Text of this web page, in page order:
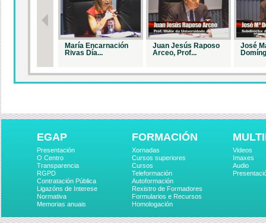
María Encarnación
Rivas Día...
Juan Jesús Raposo
Arceo, Prof...
José
EGAP
Presentación
O Centro
Transparencia
RGPD
Contratación Pública
Ligazóns de Interese
Normativa
Memorias anuais
FORMACIÓN
Xornadas
Cursos superiores
Cursos
Teleformación
Autoformación
Rexistro de Formadores
Formularios e Recursos
Homologación
Videos
Imaxes
Audio